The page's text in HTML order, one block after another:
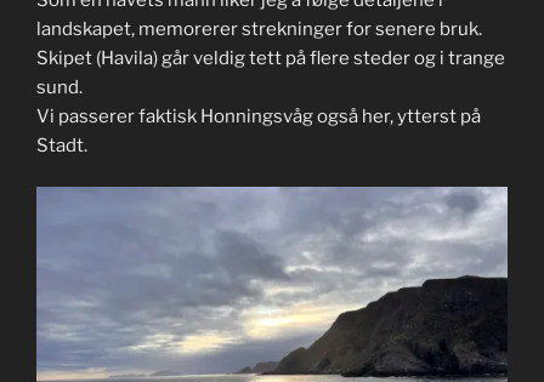
landskapet, memorerer strekninger for senere bruk.
Skipet (Havila) går veldig tett på flere steder og i trange
sund.
Vi passerer faktisk Honningsvåg også her, ytterst på
Stadt.